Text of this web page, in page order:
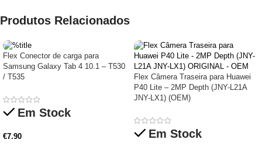
Produtos Relacionados
Flex Conector de carga para
Samsung Galaxy Tab 4 10.1 – T530
/ T535
Em Stock
€7.90
Flex Câmera Traseira para Huawei
P40 Lite – 2MP Depth (JNY-L21A
JNY-LX1) (OEM)
Em Stock